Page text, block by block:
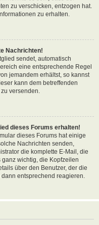
zu verschicken, entzogen hat.
zu erhalten.
Nachrichten!
sendet, automatisch
eine entsprechende Regel
jemandem erhältst, so kannst
kann dem betreffenden
versenden.
dieses Forums erhalten!
dieses Forums hat einige
Nachrichten senden,
die komplette E-Mail, die
wichtig, die Kopfzeilen
über den Benutzer, der die
entsprechend reagieren.